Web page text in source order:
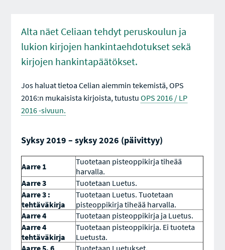
Alta näet Celiaan tehdyt peruskoulun ja
lukion kirjojen hankintaehdotukset sekä
kirjojen hankintapäätökset.
Jos haluat tietoa Celian aiemmin tekemistä, OPS
2016:n mukaisista kirjoista, tutustuOPS 2016 / LP
2016 -sivuun.
Syksy 2019 – syksy 2026 (päivittyy)
Aarre 1
Tuotetaan pisteoppikirja tiheää
harvalla.
Aarre 3
Tuotetaan Luetus.
Aarre 3 :
tehtäväkirja
Tuotetaan Luetus. Tuotetaan
pisteoppikirja tiheää harvalla.
Aarre 4
Tuotetaan pisteoppikirja ja Luetus.
Aarre 4
tehtäväkirja
Tuotetaan pisteoppikirja. Ei tuoteta
Luetusta.
Aarre 5, 6
Tuotetaan Luetukset.